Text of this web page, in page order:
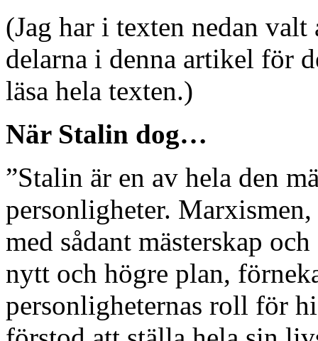
(Jag har i texten nedan
delarna i denna artikel för
läsa hela texten.)
När Stalin dog…
”Stalin är en av hela den
personligheter.
med sådant mästerskap
nytt och högre plan,
personligheternas roll för